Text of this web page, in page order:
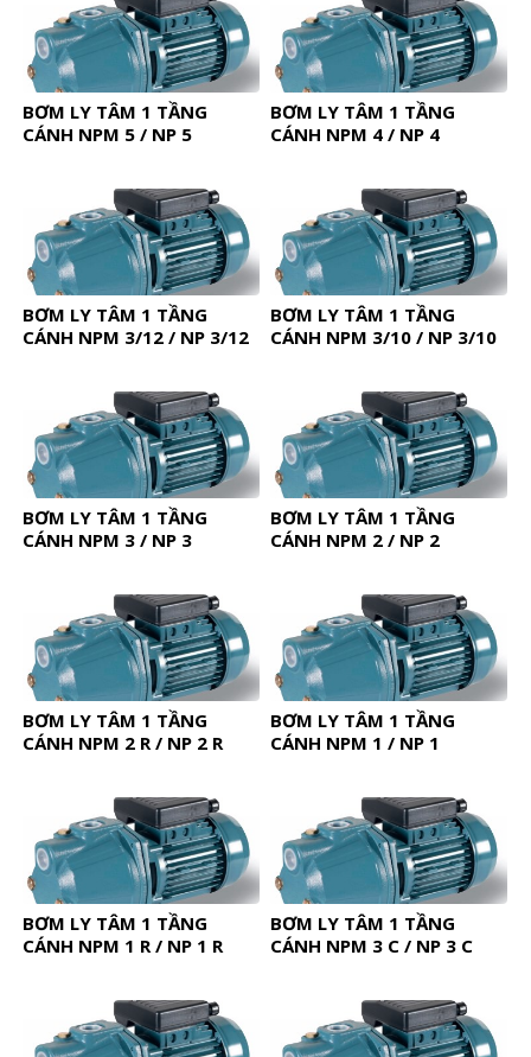
BƠM LY TÂM 1 TẦNG
CÁNH NPM 5 / NP 5
BƠM LY TÂM 1 TẦNG
CÁNH NPM 4 / NP 4
BƠM LY TÂM 1 TẦNG
CÁNH NPM 3/12 / NP 3/12
BƠM LY TÂM 1 TẦNG
CÁNH NPM 3/10 / NP 3/10
BƠM LY TÂM 1 TẦNG
CÁNH NPM 3 / NP 3
BƠM LY TÂM 1 TẦNG
CÁNH NPM 2 / NP 2
BƠM LY TÂM 1 TẦNG
CÁNH NPM 2 R / NP 2 R
BƠM LY TÂM 1 TẦNG
CÁNH NPM 1 / NP 1
BƠM LY TÂM 1 TẦNG
CÁNH NPM 1 R / NP 1 R
BƠM LY TÂM 1 TẦNG
CÁNH NPM 3 C / NP 3 C